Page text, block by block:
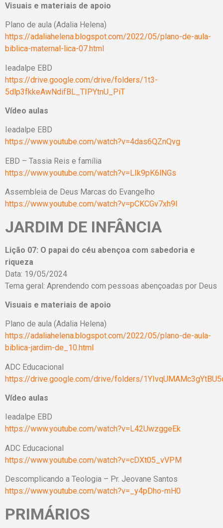
Visuais e materiais de apoio
Plano de aula (Adalia Helena)
https://adaliahelena.blogspot.com/2022/05/plano-de-aula-
biblica-maternal-lica-07.html
Ieadalpe EBD
https://drive.google.com/drive/folders/1t3-
5dlp3fkkeAwNdifBL_TIPYtnU_PiT
Vídeo aulas
Ieadalpe EBD
https://www.youtube.com/watch?v=4das6QZnQvg
EBD – Tassia Reis e família
https://www.youtube.com/watch?v=LIk9pK6lNGs
Assembleia de Deus Marcas do Evangelho
https://www.youtube.com/watch?v=pCKCGv7xh9I
JARDIM DE INFÂNCIA
Lição 07: O papai do céu abençoa com sabedoria e
riqueza
Data: 19/05/2024
Tema geral: Aprendendo com pessoas abençoadas por Deus
Visuais e materiais de apoio
Plano de aula (Adalia Helena)
https://adaliahelena.blogspot.com/2022/05/plano-de-aula-
biblica-jardim-de_10.html
ADC Educacional
https://drive.google.com/drive/folders/
Vídeo aulas
Ieadalpe EBD
https://www.youtube.com/watch?v=L42UwzggeEk
ADC Educacional
https://www.youtube.com/watch?v=cDXt05_vVPM
Descomplicando a Teologia – Pr. Jeovane Santos
https://www.youtube.com/watch?v=_y4pDho-mH0
PRIMÁRIOS